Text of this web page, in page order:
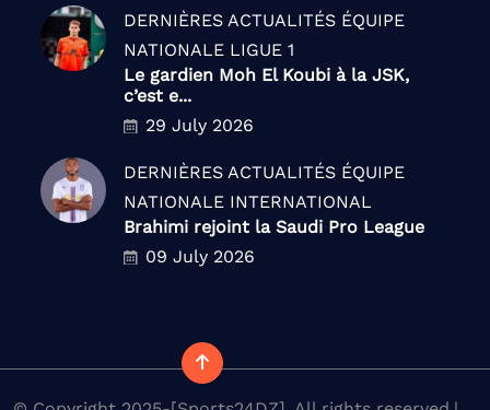
DERNIÈRES ACTUALITÉS ÉQUIPE
NATIONALE LIGUE 1
Le gardien Moh El Koubi à la JSK,
c’est e...
29 July 2026
DERNIÈRES ACTUALITÉS ÉQUIPE
NATIONALE INTERNATIONAL
Brahimi rejoint la Saudi Pro League
09 July 2026